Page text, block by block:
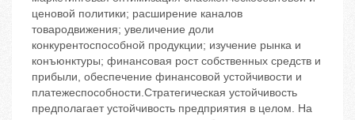
ценовой политики; расширение каналов
товародвижения; увеличение доли
конкурентоспособной продукции; изучение рынка и
конъюнктуры; финансовая ‬рост собственных средств и
прибыли, обеспечение финансовой устойчивости и
платежеспособности.Стратегическая устойчивость
предполагает устойчивость предприятия в целом. На